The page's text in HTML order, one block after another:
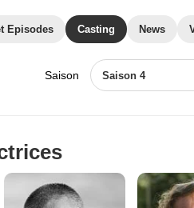
Episodes Casting News
Saison Saison 4